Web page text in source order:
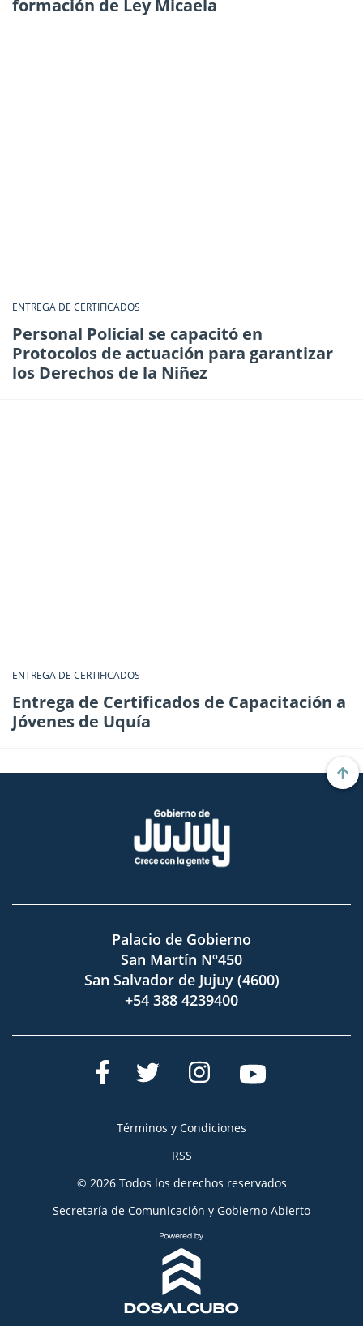
formación de Ley Micaela
ENTREGA DE CERTIFICADOS
Personal Policial se capacitó en
Protocolos de actuación para garantizar
los Derechos de la Niñez
ENTREGA DE CERTIFICADOS
Entrega de Certificados de Capacitación a
Jóvenes de Uquía
Palacio de Gobierno
San Martín Nº450
San Salvador de Jujuy (4600)
+54 388 4239400
Términos y Condiciones
RSS
© 2026 Todos los derechos reservados
Secretaría de Comunicación y Gobierno Abierto